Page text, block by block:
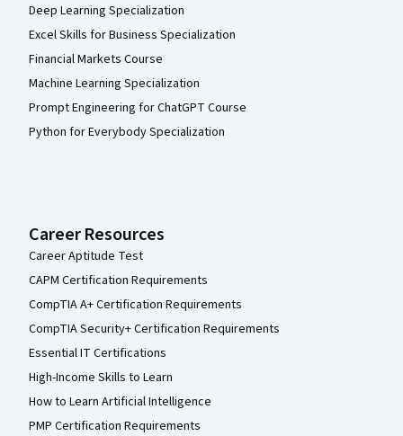
Deep Learning Specialization
Excel Skills for Business Specialization
Financial Markets Course
Machine Learning Specialization
Prompt Engineering for ChatGPT Course
Python for Everybody Specialization
Career Resources
Career Aptitude Test
CAPM Certification Requirements
CompTIA A+ Certification Requirements
CompTIA Security+ Certification Requirements
Essential IT Certifications
High-Income Skills to Learn
How to Learn Artificial Intelligence
PMP Certification Requirements